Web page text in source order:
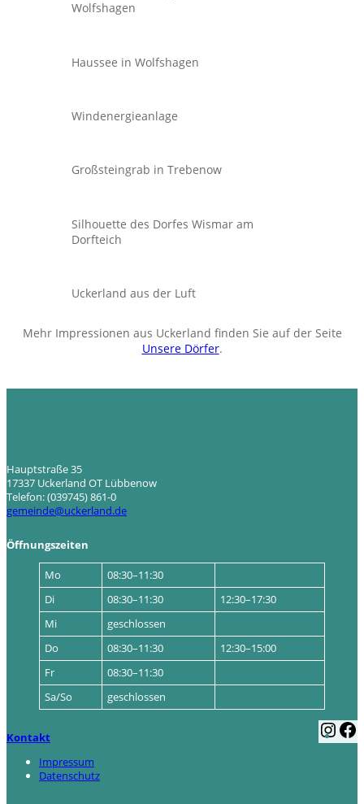
Wolfshagen
Haussee in Wolfshagen
Windenergieanlage
Großsteingrab in Trebenow
Silhouette des Dorfes Wismar am
Dorfteich
Uckerland aus der Luft
Mehr Impressionen aus Uckerland finden Sie auf der Seite
Unsere Dörfer.
Hauptstraße 35
17337 Uckerland OT Lübbenow
Telefon: (039745) 861-0
gemeinde@uckerland.de
Öffnungszeiten
Mo
08:30–11:30
Di
08:30–11:30
12:30–17:30
Mi
geschlossen
Do
08:30–11:30
12:30–15:00
Fr
08:30–11:30
Sa/So
geschlossen
Kontakt
Impressum
Datenschutz
I
n
a